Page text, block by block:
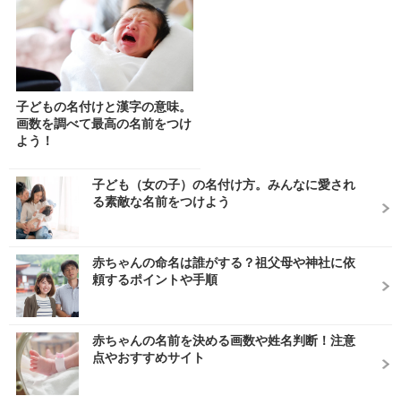
子どもの名付けと漢字の意味。
画数を調べて最高の名前をつけ
よう！
子ども（女の子）の名付け方。みんなに愛され
る素敵な名前をつけよう
赤ちゃんの命名は誰がする？祖父母や神社に依
頼するポイントや手順
赤ちゃんの名前を決める画数や姓名判断！注意
点やおすすめサイト